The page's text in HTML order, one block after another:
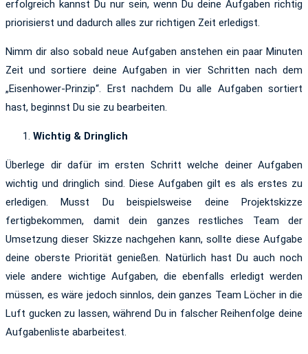
erfolgreich kannst Du nur sein, wenn Du deine Aufgaben richtig
priorisierst und dadurch alles zur richtigen Zeit erledigst.
Nimm dir also sobald neue Aufgaben anstehen ein paar Minuten
Zeit und sortiere deine Aufgaben in vier Schritten nach dem
„Eisenhower-Prinzip“. Erst nachdem Du alle Aufgaben sortiert
hast, beginnst Du sie zu bearbeiten.
Wichtig & Dringlich
Überlege dir dafür im ersten Schritt welche deiner Aufgaben
wichtig und dringlich sind. Diese Aufgaben gilt es als erstes zu
erledigen. Musst Du beispielsweise deine Projektskizze
fertigbekommen, damit dein ganzes restliches Team der
Umsetzung dieser Skizze nachgehen kann, sollte diese Aufgabe
deine oberste Priorität genießen. Natürlich hast Du auch noch
viele andere wichtige Aufgaben, die ebenfalls erledigt werden
müssen, es wäre jedoch sinnlos, dein ganzes Team Löcher in die
Luft gucken zu lassen, während Du in falscher Reihenfolge deine
Aufgabenliste abarbeitest.